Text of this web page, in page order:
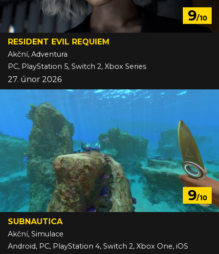
9/10
RESIDENT EVIL REQUIEM
Akční, Adventura
PC, PlayStation 5, Switch 2, Xbox Series
27. únor 2026
9/10
SUBNAUTICA
Akční, Simulace
Android, PC, PlayStation 4, Switch 2, Xbox One, iOS